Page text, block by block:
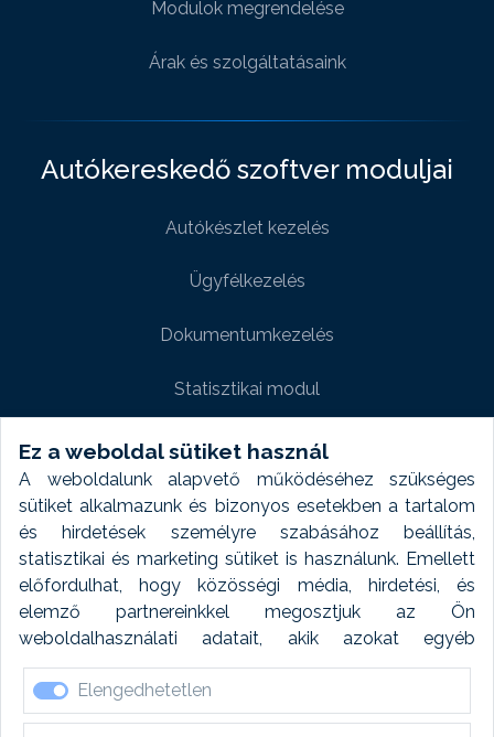
Ez a weboldal sütiket használ
A weboldalunk alapvető működéséhez szükséges
sütiket alkalmazunk és bizonyos esetekben a tartalom
és hirdetések személyre szabásához beállítás,
statisztikai és marketing sütiket is használunk. Emellett
előfordulhat, hogy közösségi média, hirdetési, és
elemző partnereinkkel megosztjuk az Ön
weboldalhasználati adatait, akik azokat egyéb
forrásokból gyűjtött adatokkal kombinálhatják. A sütik
elfogadásával kapcsolatosan naplózást végzünk és
ezen adatokat 6 hónap után automatikusan töröljük. A
Elengedhetetlen
Modulok megrendelése
Árak és szolgáltatásaink
Autókereskedő szoftver moduljai
Autókészlet kezelés
Ügyfélkezelés
Dokumentumkezelés
Statisztikai modul
Weboldal modul
Fényképtár extra modul
Autómosó modul
Feladatütemezés